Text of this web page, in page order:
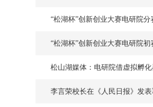
“松湖杯”创新创业大赛电研院
“松湖杯”创新创业大赛电研院
松山湖媒体：电研院借虚拟孵
李言荣校长在《人民日报》发